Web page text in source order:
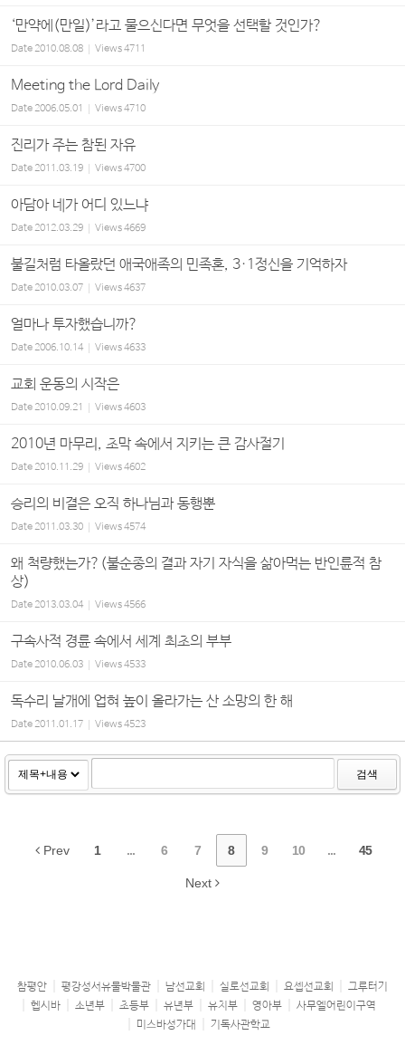
‘만약에(만일)’라고 물으신다면 무엇을 선택할 것인가?
Date2010.08.08 Views4711
Meeting the Lord Daily
Date2006.05.01 Views4710
진리가 주는 참된 자유
Date2011.03.19 Views4700
아담아 네가 어디 있느냐
Date2012.03.29 Views4669
불길처럼 타올랐던 애국애족의 민족혼, 3·1정신을 기억하자
Date2010.03.07 Views4637
얼마나 투자했습니까?
Date2006.10.14 Views4633
교회 운동의 시작은
Date2010.09.21 Views4603
2010년 마무리, 초막 속에서 지키는 큰 감사절기
Date2010.11.29 Views4602
승리의 비결은 오직 하나님과 동행뿐
Date2011.03.30 Views4574
왜 척량했는가?(불순종의 결과 자기 자식을 삶아먹는 반인륜적 참
상)
Date2013.03.04 Views4566
구속사적 경륜 속에서 세계 최초의 부부
Date2010.06.03 Views4533
독수리 날개에 업혀 높이 올라가는 산 소망의 한 해
Date2011.01.17 Views4523
검색
Prev 1 ... 6 7 8 9 10 ... 45
Next
참평안 평강성서유물박물관 남선교회 실로선교회 요셉선교회
그루터기
헵시바
소년부 초등부 유년부 유치부 영아부
사무엘어린이구역
미스바성가대
기독사관학교